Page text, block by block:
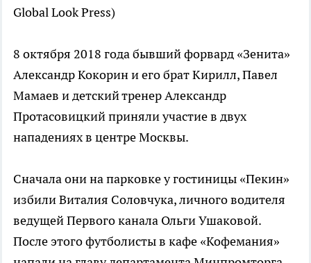
Global Look Press)
8 октября 2018 года бывший форвард «Зенита»
Александр Кокорин и его брат Кирилл, Павел
Мамаев и детский тренер Александр
Протасовицкий приняли участие в двух
нападениях в центре Москвы.
Сначала они на парковке у гостиницы «Пекин»
избили Виталия Соловчука, личного водителя
ведущей Первого канала Ольги Ушаковой.
После этого футболисты в кафе «Кофемания»